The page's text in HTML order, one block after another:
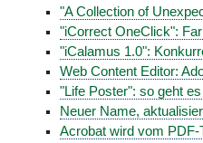
"A Collection of
"iCorrect OneClick":
"iCalamus 1.0":
Web Content Editor:
"Life Poster": so geht
Neuer Name,
Acrobat wird vom